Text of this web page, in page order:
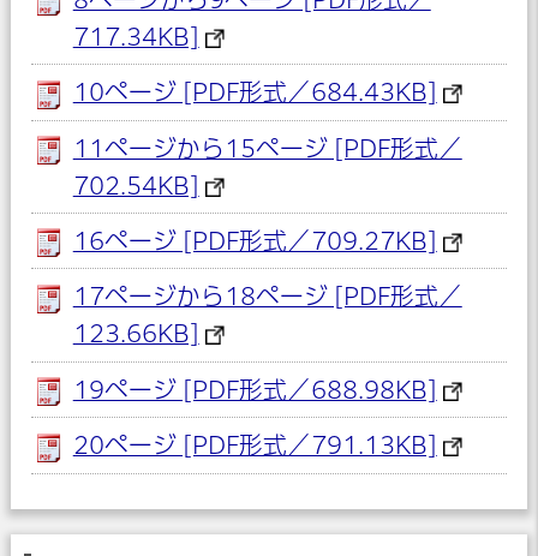
717.34KB]
10ページ [PDF形式／684.43KB]
11ページから15ページ [PDF形式／
702.54KB]
16ページ [PDF形式／709.27KB]
17ページから18ページ [PDF形式／
123.66KB]
19ページ [PDF形式／688.98KB]
20ページ [PDF形式／791.13KB]